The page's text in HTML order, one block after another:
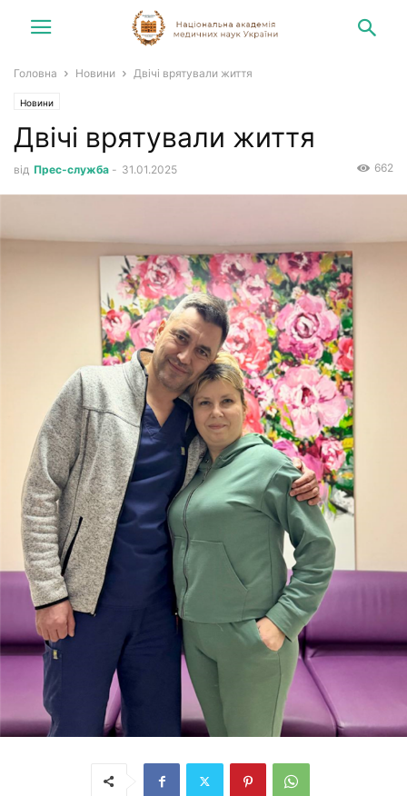
Головна Новини Двічі врятували життя
Новини
Двічі врятували життя
від Прес-служба - 31.01.2025 662